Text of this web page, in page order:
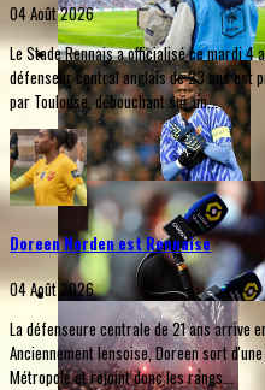
04 Août 2026
Le Stade Rennais a officialisé ce mardi 4
défenseur central anglais de 23 ans est
par Toulouse, débouchant sur un...
Doreen Norden est Rennaise
04 Août 2026
La défenseure centrale de 21 ans arrive
Anciennement lensoise, Doreen sort
Métropole et rejoint donc les rangs...